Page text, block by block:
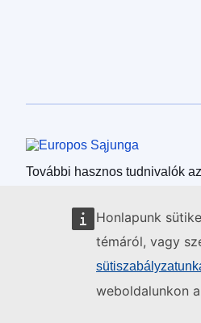
Honlapunk
témáról, vagy
weboldalunkon
Európai Unió
További hasznos tudnivalók az